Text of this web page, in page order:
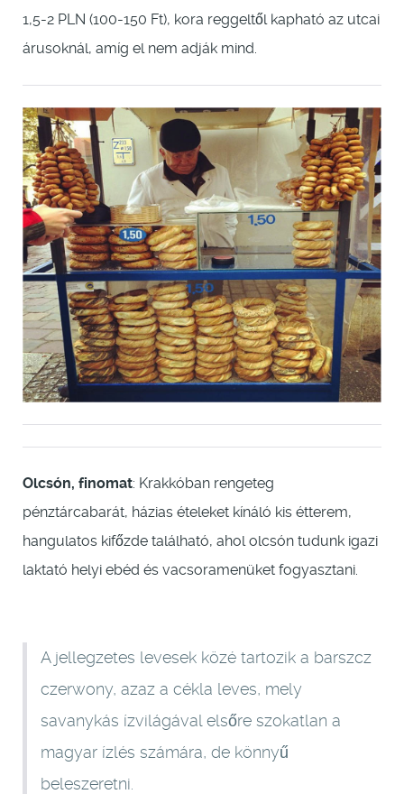
1,5-2 PLN (100-150 Ft), kora reggeltől kapható az utcai
árusoknál, amíg el nem adják mind.
Olcsón, finomat: Krakkóban rengeteg
pénztárcabarát, házias ételeket kínáló kis étterem,
hangulatos kifőzde található, ahol olcsón tudunk igazi
laktató helyi ebéd és vacsoramenüket fogyasztani.
A jellegzetes levesek közé tartozik a barszcz
czerwony, azaz a cékla leves, mely
savanykás ízvilágával elsőre szokatlan a
magyar ízlés számára, de könnyű
beleszeretni.